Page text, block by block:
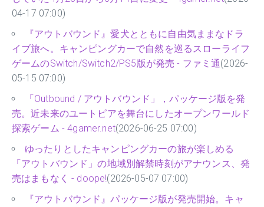
04-17 07:00)
『アウトバウンド』愛犬とともに自由気ままなドラ
イブ旅へ。キャンピングカーで自然を巡るスローライフ
ゲームのSwitch/Switch2/PS5版が発売 - ファミ通(2026-
05-15 07:00)
「Outbound / アウトバウンド」，パッケージ版を発
売。近未来のユートピアを舞台にしたオープンワールド
探索ゲーム - 4gamer.net(2026-06-25 07:00)
ゆったりとしたキャンピングカーの旅が楽しめる
「アウトバウンド」の地域別解禁時刻がアナウンス、発
売はまもなく - doope!(2026-05-07 07:00)
『アウトバウンド』パッケージ版が発売開始。キャ